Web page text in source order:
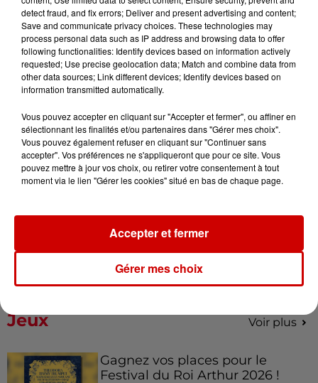
5 août 2026
Violences conjugales : le chef
Jean Imbert (Top Chef) rattrapé
par...
"Attention au démarchage
abusif" : la préfecture de la
Gironde...
À LA UNE : incendie à La
Rochelle, mégaferme de
saumons et succès...
Jeux Voir plus
Gagnez vos places pour le
Festival du Roi Arthur 2026 !
detect fraud, and fix errors; Deliver and present advertising and content;
Save and communicate privacy choices. These technologies may
process personal data such as IP address and browsing data to offer
following functionalities: Identify devices based on information actively
requested; Use precise geolocation data; Match and combine data from
other data sources; Link different devices; Identify devices based on
information transmitted automatically.
Vous pouvez accepter en cliquant sur "Accepter et fermer", ou affiner en
sélectionnant les finalités et/ou partenaires dans "Gérer mes choix".
Vous pouvez également refuser en cliquant sur "Continuer sans
accepter". Vos préférences ne s'appliqueront que pour ce site. Vous
pouvez mettre à jour vos choix, ou retirer votre consentement à tout
moment via le lien "Gérer les cookies" situé en bas de chaque page.
Gérer mes choix
Accepter et fermer